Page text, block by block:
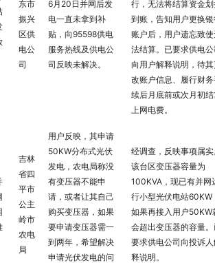
东市
振兴
区供
电公
司
6月20日并网后发
电一直未拿到补
贴，向95598供电
服务热线及供电公
司反映未解决。
行，无法将结算资金
到账，告知用户更换
账户后，用户遗忘致
法结算。已要求供电公
向用户解释说明，待
改账户信息、履行财
续后月底前或次月初
上网电费。
吉林
省四
平市
公主
岭市
农电
局
用户反映，其申请
50KW分布式光伏
发电，农电局称没
有变压器不能申
请，或者让其自己
购买变压器，如果
要申请变压器需一
到两年，希望解决
申请光伏发电的问
经调查，反映事项属实
该台区变压器容量为
100KVA，现已有并网
行小型光伏电站60KW
如果再接入用户50KW
会超出变压器的容量
要求供电公司向投诉
释说明。